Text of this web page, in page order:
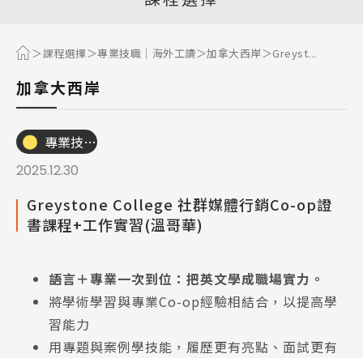
課程選擇 專業技職｜海外工讀 加拿大西岸 Greyst...
加拿大西岸
專業技職｜海外工讀
2025.12.30
Greystone College 社群媒體行銷Co-op證
書課程+工作實習(溫哥華)
語言＋專業一次到位：把英文學成職場實力。
將學術學習與專業Co-op經驗相結合，以提高學
習能力
用專題與案例學技能，履歷更有亮點、面試更有